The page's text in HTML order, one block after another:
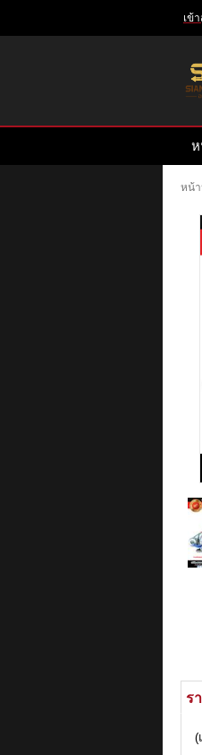
สมัคร
แบร
ข่าว
เข้
ห
หน้
ร
(